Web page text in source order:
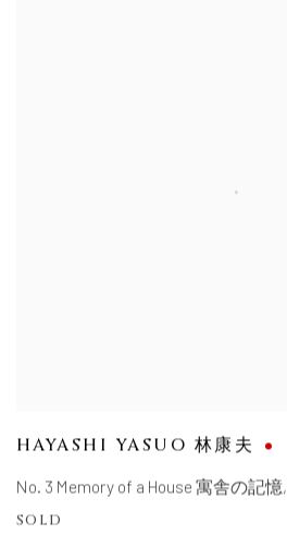
HAYASHI YASUO 林康夫
No. 3 Memory of a House 寓舎の記憶,
SOLD